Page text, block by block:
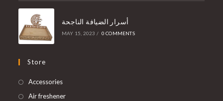
أسرار الضيافة الناجحة
MAY 15, 2023 / 0 COMMENTS
Store
Accessories
Air freshener